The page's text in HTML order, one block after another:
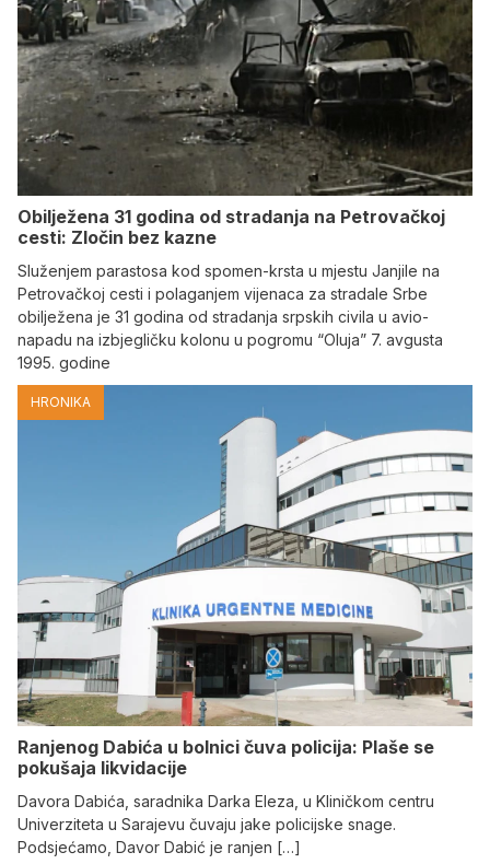
Obilježena 31 godina od stradanja na Petrovačkoj
cesti: Zločin bez kazne
Služenjem parastosa kod spomen-krsta u mjestu Janjile na
Petrovačkoj cesti i polaganjem vijenaca za stradale Srbe
obilježena je 31 godina od stradanja srpskih civila u avio-
napadu na izbjegličku kolonu u pogromu “Oluja” 7. avgusta
1995. godine
HRONIKA
Ranjenog Dabića u bolnici čuva policija: Plaše se
pokušaja likvidacije
Davora Dabića, saradnika Darka Eleza, u Kliničkom centru
Univerziteta u Sarajevu čuvaju jake policijske snage.
Podsjećamo, Davor Dabić je ranjen […]